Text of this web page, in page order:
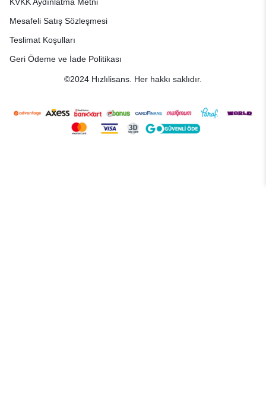
KVKK Aydınlatma Metni
Mesafeli Satış Sözleşmesi
Teslimat Koşulları
Geri Ödeme ve İade Politikası
©2024 Hızlılisans. Her hakkı saklıdır.